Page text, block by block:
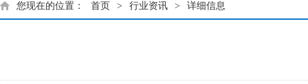
您现在的位置： 首页 > 行业资讯 > 详细信息